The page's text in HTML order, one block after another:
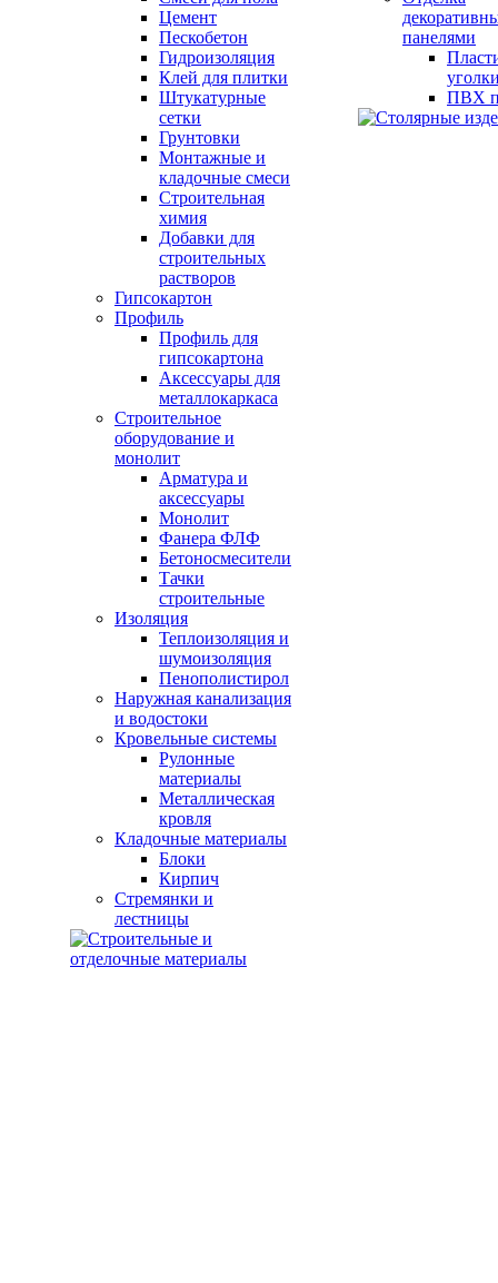
Цемент
Пескобетон
Гидроизоляция
Клей для плитки
Штукатурные
сетки
Грунтовки
Монтажные и
кладочные смеси
Строительная
химия
Добавки для
строительных
растворов
Гипсокартон
Профиль
Профиль для
гипсокартона
Аксессуары для
металлокаркаса
Строительное
оборудование и
монолит
Арматура и
аксессуары
Монолит
Фанера ФЛФ
Бетоносмесители
Тачки
строительные
Изоляция
Теплоизоляция и
шумоизоляция
Пенополистирол
Наружная канализация
и водостоки
Кровельные системы
Рулонные
материалы
Металлическая
кровля
Кладочные материалы
Блоки
Кирпич
Стремянки и
лестницы
панелями
ПВХ